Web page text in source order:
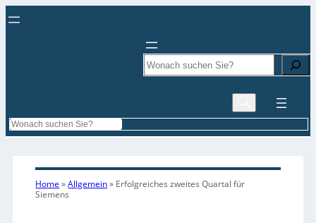
Search
Search
Home »Allgemein» Erfolgreiches zweites Quartal für
Siemens